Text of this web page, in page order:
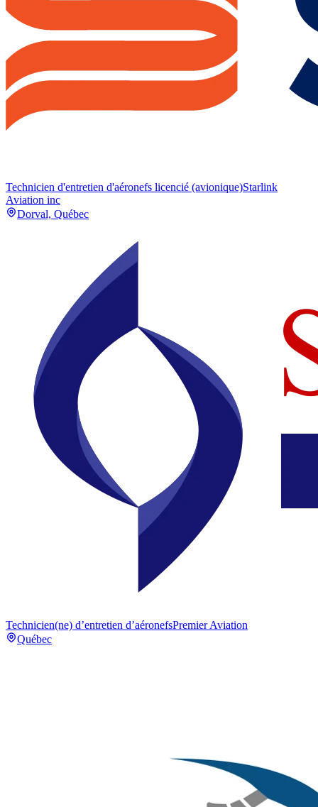
Technicien d'entretien d'aéronefs licencié (avionique)Starlink
Aviation inc
Dorval, Québec
Technicien(ne) d’entretien d’aéronefsPremier Aviation
Québec